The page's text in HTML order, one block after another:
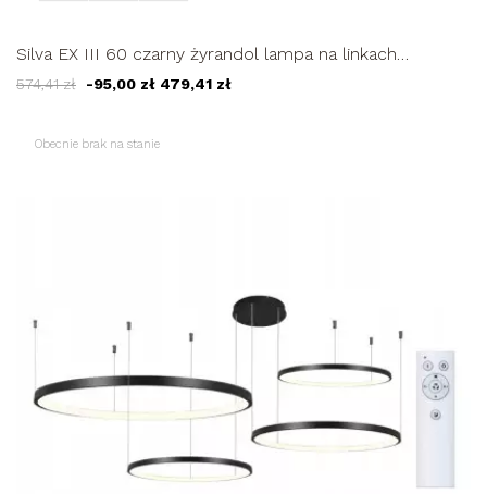
Silva EX III 60 czarny żyrandol lampa na linkach
WOBAKO LED okręgi...
574,41 zł -95,00 zł 479,41 zł
Obecnie brak na stanie